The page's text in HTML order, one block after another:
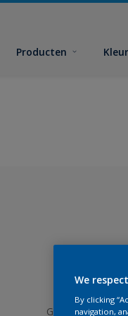
Producten
Geen kleur
We
By clicking
navigation,